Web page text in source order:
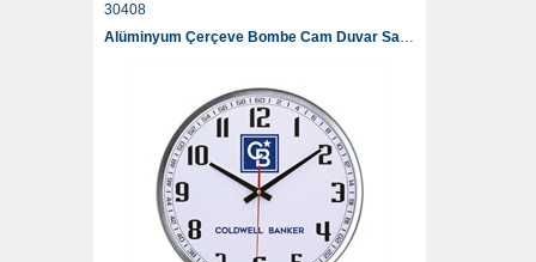
30408
Alüminyum Çerçeve Bombe Cam Duvar Saati 35 Cm